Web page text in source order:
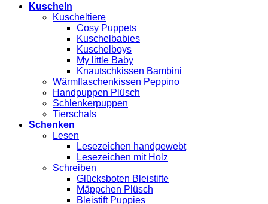
Kuscheln
Kuscheltiere
Cosy Puppets
Kuschelbabies
Kuschelboys
My little Baby
Knautschkissen Bambini
Wärmflaschenkissen Peppino
Handpuppen Plüsch
Schlenkerpuppen
Tierschals
Schenken
Lesen
Lesezeichen handgewebt
Lesezeichen mit Holz
Schreiben
Glücksboten Bleistifte
Mäppchen Plüsch
Bleistift Puppies